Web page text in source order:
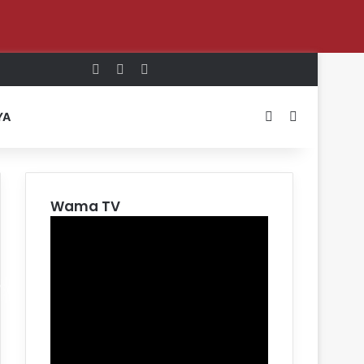
Log InRandom Article
Switch skin
Wama TV